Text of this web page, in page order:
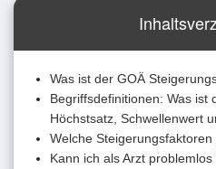
Was ist der GOÄ
Begriffsdefinitionen: Was ist
Höchstsatz, Schwellenwert
Welche Steigerungsfaktoren
Kann ich als Arzt